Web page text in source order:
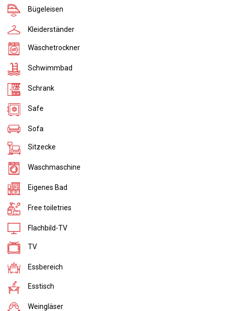
Bügeleisen
Kleiderständer
Wäschetrockner
Schwimmbad
Schrank
Safe
Sofa
Sitzecke
Waschmaschine
Eigenes Bad
Free toiletries
Flachbild-TV
TV
Essbereich
Esstisch
Weingläser